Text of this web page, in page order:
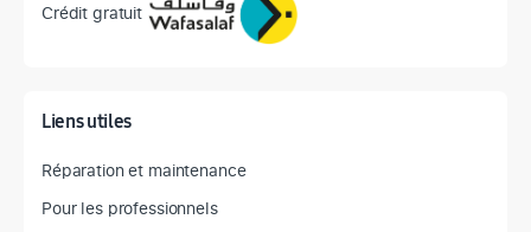
Crédit gratuit
Liens utiles
Réparation et maintenance
Pour les professionnels